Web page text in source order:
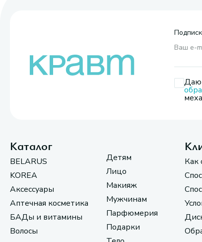
Ваш e-
Даю
Каталог
BELARUS
KOREA
Аксессуары
Аптечная косметика
БАДы и витамины
Волосы
Детям
Лицо
Макияж
Мужчинам
Парфюмерия
Подарки
Как